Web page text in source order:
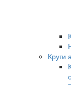
Круги